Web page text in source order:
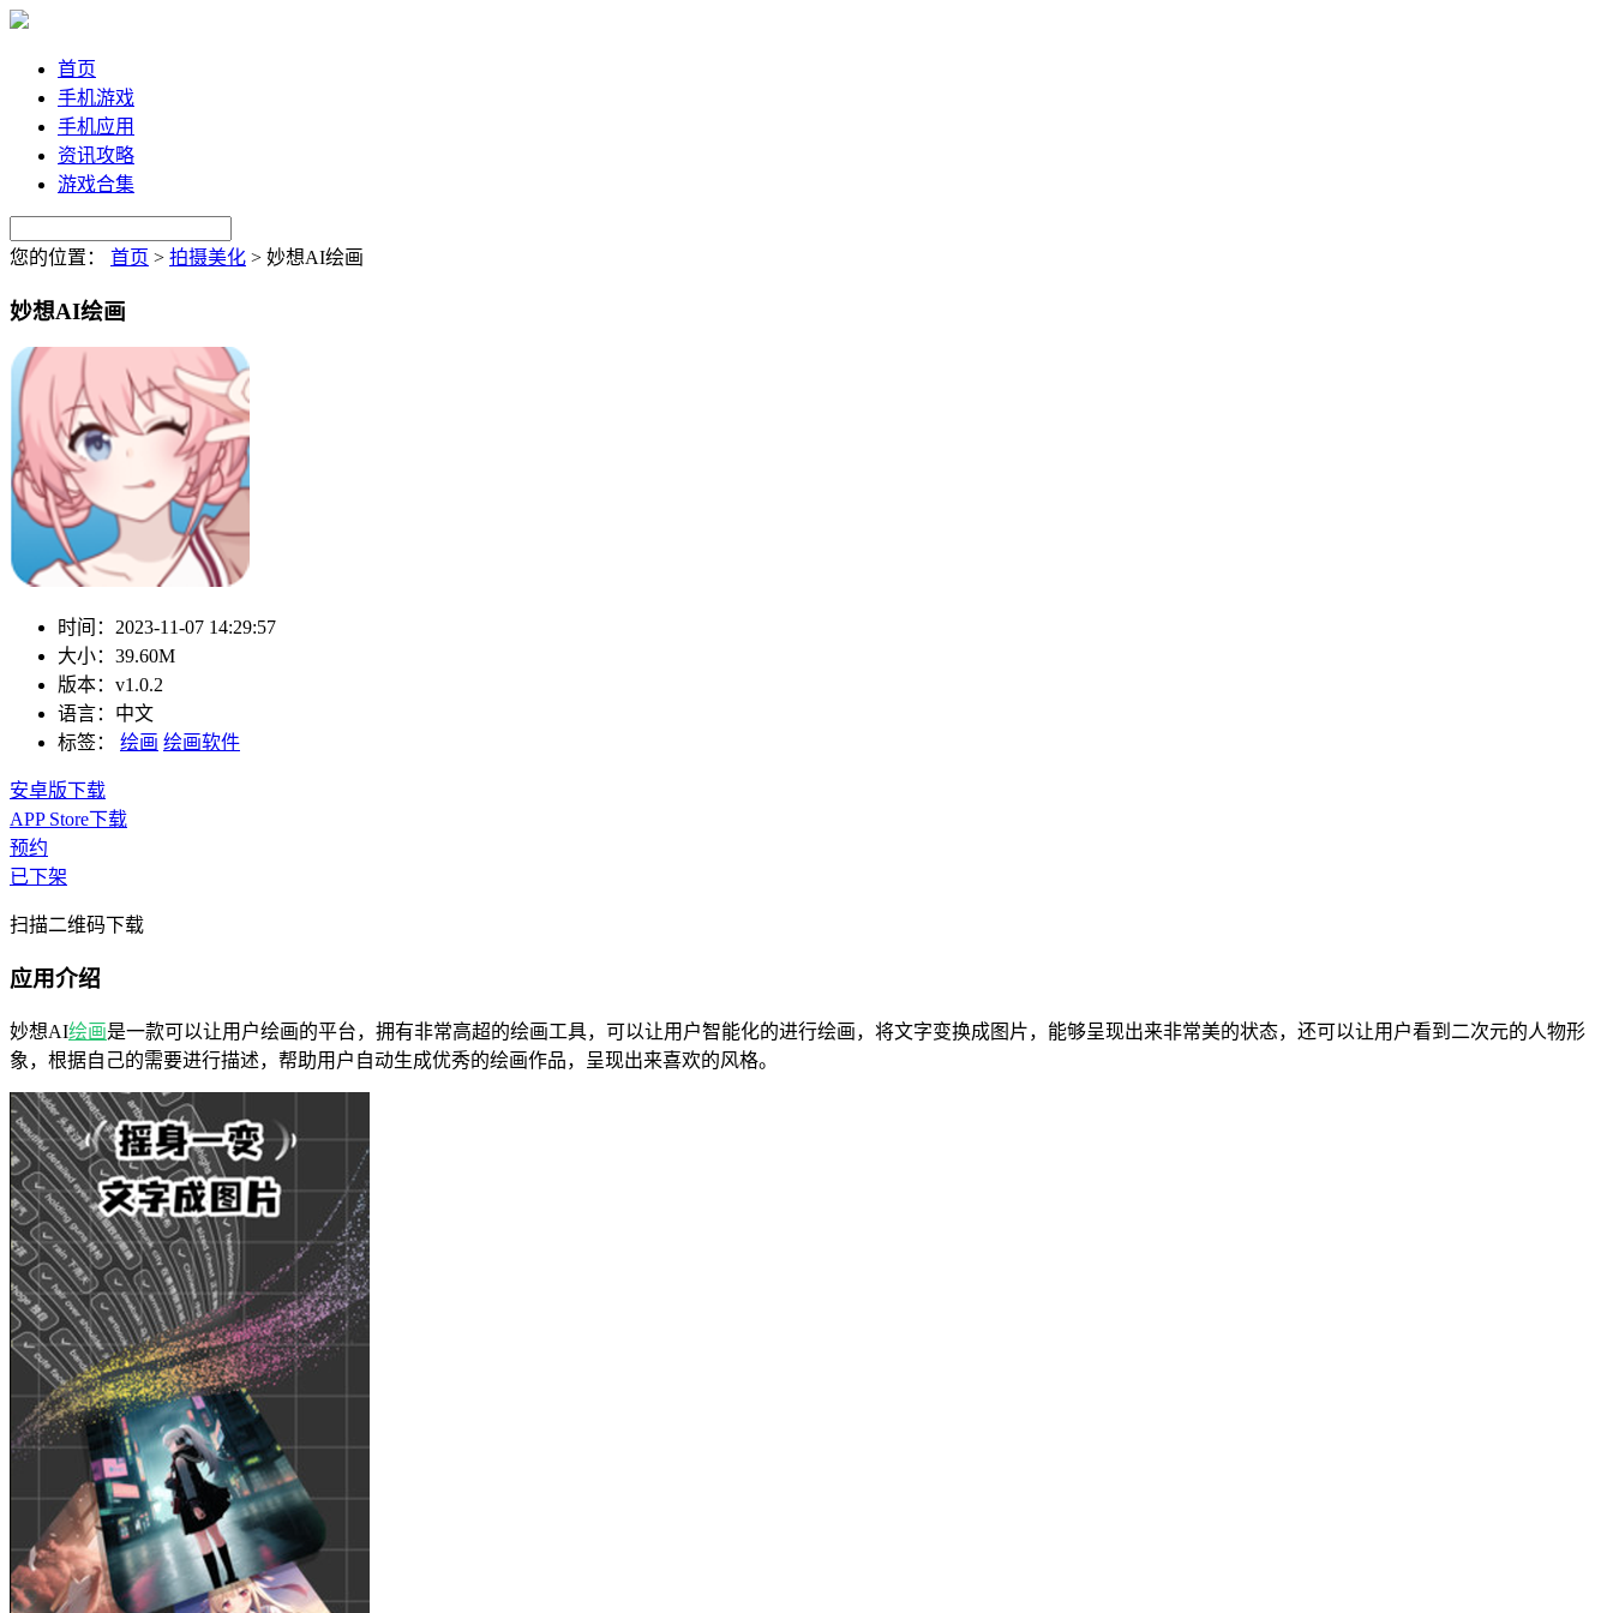
首页
手机游戏
手机应用
资讯攻略
游戏合集
您的位置： 首页 > 拍摄美化 > 妙想AI绘画
妙想AI绘画
时间： 2023-11-07 14:29:57
大小： 39.60M
版本： v1.0.2
语言： 中文
标签：
绘画 绘画软件
安卓版下载
APP Store下载
预约
已下架
扫描二维码下载
应用介绍
妙想AI绘画是一款可以让用户绘画的平台，拥有非常高超的绘画工具，可以让用户智能化的进行绘画，将文字变换成图片，能够呈现出来非常美的状态，还可以让用户看到二次元的人物形
象，根据自己的需要进行描述，帮助用户自动生成优秀的绘画作品，呈现出来喜欢的风格。